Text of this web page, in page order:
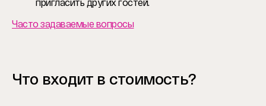
пригласить других гостей.
Часто задаваемые вопросы
Что входит в стоимость?